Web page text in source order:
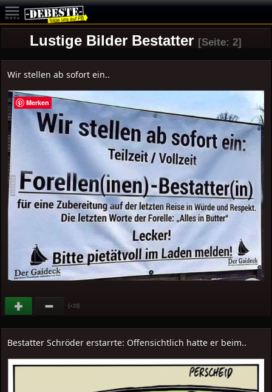
Lustige Bilder Bestatter [Seite: 2]
Wir stellen ab sofort ein..
(+23)
Bestatter Schröder erstarrte: Offensichtlich hatte er beim..
Merken